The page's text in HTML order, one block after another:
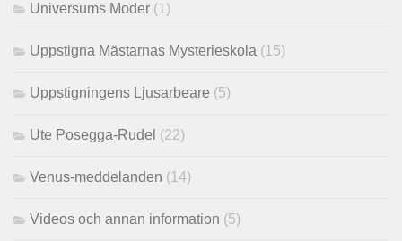
Universums Moder (1)
Uppstigna Mästarnas Mysterieskola (15)
Uppstigningens Ljusarbeare (5)
Ute Posegga-Rudel (22)
Venus-meddelanden (14)
Videos och annan information (5)